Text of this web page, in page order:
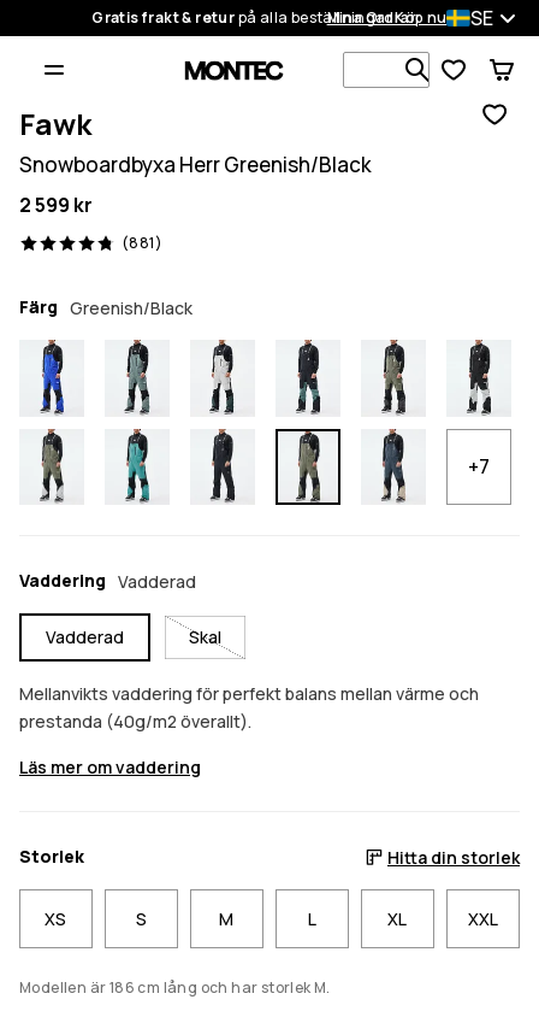
Gratis frakt & returpå alla beställningarKöp nu
Mina Ordrar SE
Sök bland
Fawk
Snowboardbyxa Herr Greenish/Black
2 599 kr
(881)
881 recensioner, 4.8/5
Färg Greenish/Black
+7
Vaddering Vadderad
Vadderad Skal
Mellanvikts vaddering för perfekt balans mellan värme och
prestanda (40g/m2 överallt).
Läs mer om vaddering
Storlek Hitta din storlek
XS S M L XL XXL
Modellen är 186 cm lång och har storlek M.